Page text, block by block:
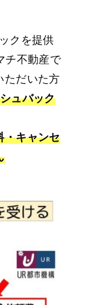
クを提供
チ不動産で
ただいた方
ュバック
・キャンセ